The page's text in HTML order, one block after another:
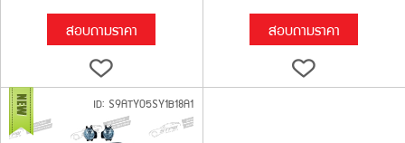
สอบถามราคา สอบถามราคา
ID: S9ATY05SY1B18A1